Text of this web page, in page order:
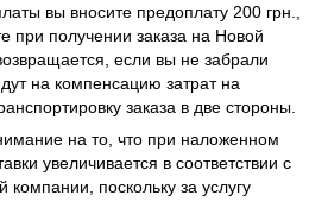
вы вносите предоплату 200 грн.,
при получении заказа на Новой
если вы не забрали
на компенсацию затрат на
заказа в две стороны.
на то, что при наложенном
увеличивается в соответствии с
поскольку за услугу